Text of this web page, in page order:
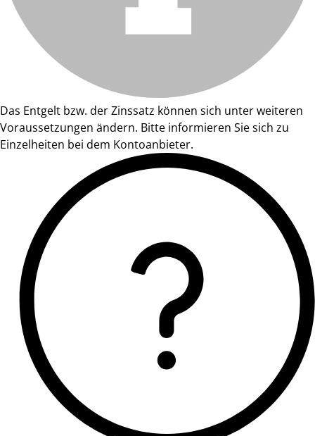
Das Entgelt bzw. der Zinssatz können sich unter weiteren
Voraussetzungen ändern. Bitte informieren Sie sich zu
Einzelheiten bei dem Kontoanbieter.